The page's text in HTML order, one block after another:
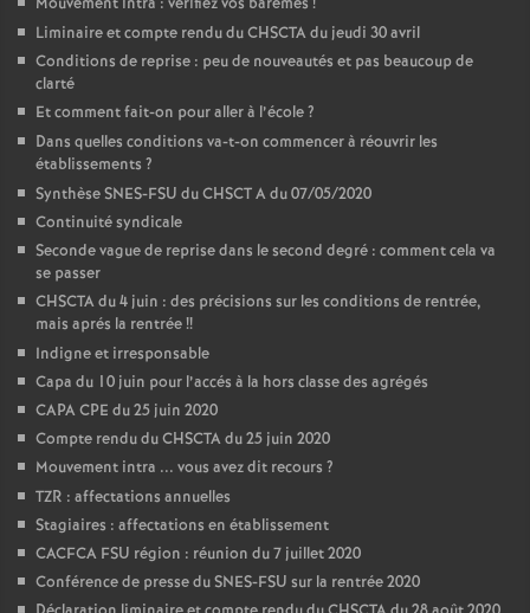
Liminaire et compte rendu du CHSCTA du jeudi 30 avril
Conditions de reprise : peu de nouveautés et pas beaucoup de
clarté
Et comment fait-on pour aller à l’école?
Dans quelles conditions va-t-on commencer à réouvrir les
établissements ?
Synthèse SNES-FSU du CHSCT A du 07/05/2020
Continuité syndicale
Seconde vague de reprise dans le second degré : comment cela va
se passer
CHSCTA du 4 juin : des précisions sur les conditions de rentrée,
mais aprés la rentrée!!
Indigne et irresponsable
Capa du 10 juin pour l’accés à la hors classe des agrégés
CAPA CPE du 25 juin 2020
Compte rendu du CHSCTA du 25 juin 2020
Mouvement intra ... vous avez dit recours ?
TZR : affectations annuelles
Stagiaires : affectations en établissement
CACFCA FSU région : réunion du 7 juillet 2020
Conférence de presse du SNES-FSU sur la rentrée 2020